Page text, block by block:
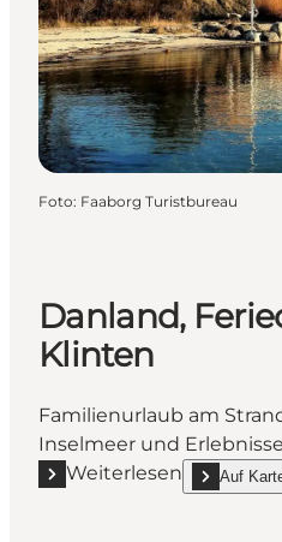
Foto: Faaborg Turistbureau
Danland,
Klinten
Familienurlaub am
Inselmeer und
Weiterlesen
Mehr erfahren "Danland,
Auf
show